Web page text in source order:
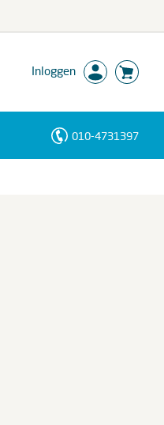
Inloggen
010-4731397